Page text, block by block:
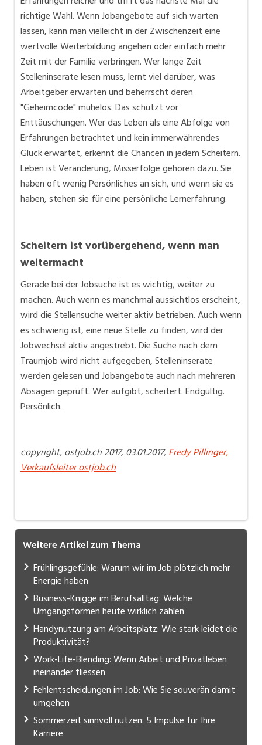
richtige Wahl. Wenn Jobangebote auf sich warten
lassen, kann man vielleicht in der Zwischenzeit eine
wertvolle Weiterbildung angehen oder einfach mehr
Zeit mit der Familie verbringen. Wer lange Zeit
Stelleninserate lesen muss, lernt viel darüber, was
Arbeitgeber erwarten und beherrscht deren
"Geheimcode" mühelos. Das schützt vor
Enttäuschungen. Wer das Leben als eine Abfolge von
Erfahrungen betrachtet und kein immerwährendes
Glück erwartet, erkennt die Chancen in jedem Scheitern.
Leben ist Veränderung, Misserfolge gehören dazu. Sie
haben oft wenig Persönliches an sich, und wenn sie es
haben, stehen sie für eine persönliche Lernerfahrung.
Scheitern ist vorübergehend, wenn man
weitermacht
Gerade bei der Jobsuche ist es wichtig, weiter zu
machen. Auch wenn es manchmal aussichtlos erscheint,
wird die Stellensuche weiter aktiv betrieben. Auch wenn
es schwierig ist, eine neue Stelle zu finden, wird der
Jobwechsel aktiv angestrebt. Die Suche nach dem
Traumjob wird nicht aufgegeben, Stelleninserate
werden gelesen und Jobangebote auch nach mehreren
Absagen geprüft. Wer aufgibt, scheitert. Endgültig.
Persönlich.
copyright, ostjob.ch 2017, 03.01.2017,Fredy Pillinger,
Verkaufsleiter ostjob.ch
Weitere Artikel zum Thema
Frühlingsgefühle: Warum wir im Job plötzlich mehr
Energie haben
Business-Knigge im Berufsalltag: Welche
Umgangsformen heute wirklich zählen
Handynutzung am Arbeitsplatz: Wie stark leidet die
Produktivität?
Work-Life-Blending: Wenn Arbeit und Privatleben
ineinander fliessen
Fehlentscheidungen im Job: Wie Sie souverän damit
umgehen
Sommerzeit sinnvoll nutzen: 5 Impulse für Ihre
Karriere